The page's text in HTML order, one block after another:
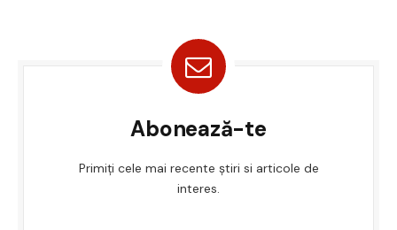
Abonează-te
Primiți cele mai recente știri si articole de
interes.